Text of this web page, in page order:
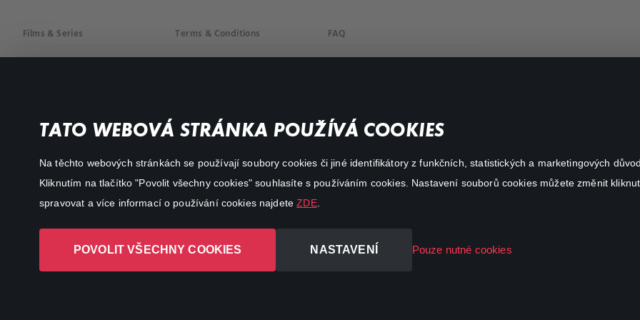
TATO WEBOVÁ STRÁNKA POUŽÍVÁ COOKIES
Na těchto webových stránkách se používají soubory cookies či jiné identifikátory z funkčních, statistických a marketingových
Kliknutím na tlačítko "Povolit všechny cookies" souhlasíte s používáním cookies. Nastavení souborů cookies můžete změnit
spravovat a více informací o používání cookies najdeteZDE.
POVOLIT VŠECHNY COOKIES NASTAVENÍ Pouze nutné cookies
Films & Series
Action
Terms & Conditions FAQ